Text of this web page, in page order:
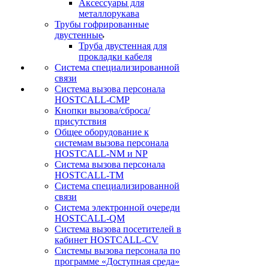
Аксессуары для
металлорукава
Трубы гофрированные
двустенные
Труба двустенная для
прокладки кабеля
Система специализированной
связи
Cистема вызова персонала
HOSTCALL-CMP
Кнопки вызова/сброса/
присутствия
Общее оборудование к
системам вызова персонала
HOSTCALL-NM и NP
Система вызова персонала
HOSTCALL-TM
Система специализированной
связи
Система электронной очереди
HOSTCALL-QM
Cистема вызова посетителей в
кабинет HOSTCALL-CV
Системы вызова персонала по
программе «Доступная среда»